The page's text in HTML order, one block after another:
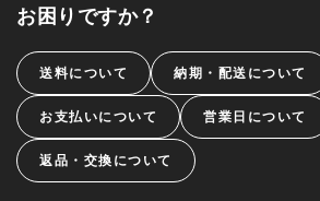
お困りですか？
送料について 納期・配送について
お支払いについて 営業日について
返品・交換について